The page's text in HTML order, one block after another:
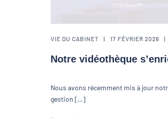
VIE DU CABINET 17 FÉVRIER 2026
Notre vidéothèque
Nous avons récemment mis à jour
gestion […]